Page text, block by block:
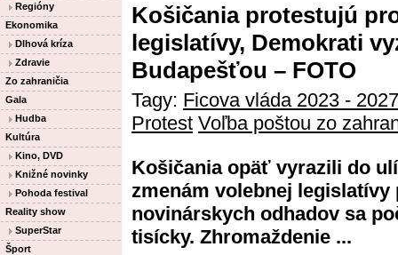
Regióny
Ekonomika
Dlhová kríza
Zdravie
Zo zahraničia
Gala
Hudba
Kultúra
Kino, DVD
Knižné novinky
Pohoda festival
Reality show
SuperStar
Šport
Košičania protestujú
legislatívy, Demokrati
Budapešťou – FOTO
Tagy: Ficova vláda 2023 -
Protest Voľba poštou zo
Košičania opäť vyrazili do
zmenám volebnej
novinárskych odhadov sa
tisícky. Zhromaždenie ...